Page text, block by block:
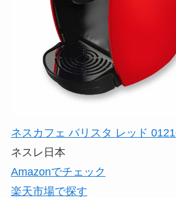
ネスカフェ バリスタ レッド
ネスレ日本
Amazonでチェック
楽天市場で探す